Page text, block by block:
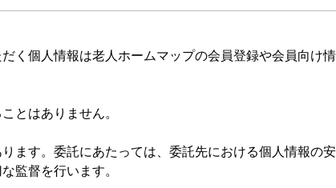
く個人情報は老人ホームマップの会員登録や会員向け
とはありません。
ます。委託にあたっては、委託先における個人情報の
監督を行います。